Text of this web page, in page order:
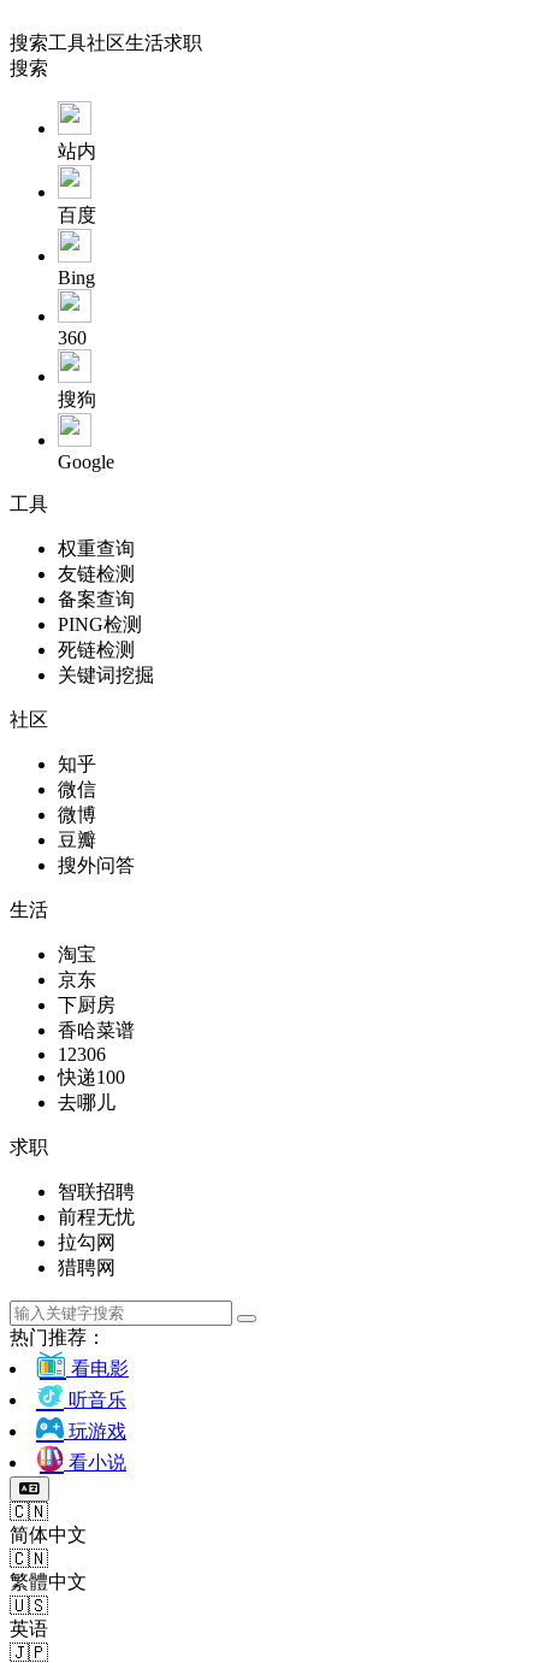
搜索工具社区生活求职
搜索
站内
百度
Bing
360
搜狗
Google
工具
权重查询
友链检测
备案查询
PING检测
死链检测
关键词挖掘
社区
知乎
微信
微博
豆瓣
搜外问答
生活
淘宝
京东
下厨房
香哈菜谱
12306
快递100
去哪儿
求职
智联招聘
前程无忧
拉勾网
猎聘网
热门推荐：
看电影
听音乐
玩游戏
看小说
🇨🇳
简体中文
🇨🇳
繁體中文
🇺🇸
英语
🇯🇵